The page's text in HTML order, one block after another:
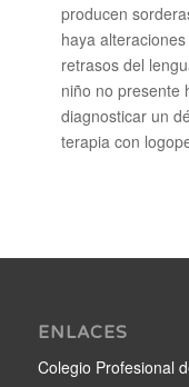
producen
haya
retrasos del
niño no presente
diagnosticar un
terapia con
ENLACES
Colegio Profesional